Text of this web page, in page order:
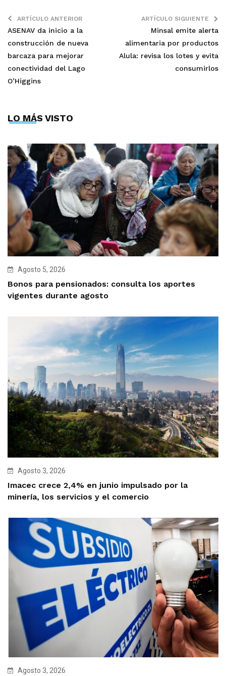
ARTÍCULO ANTERIOR
ASENAV da inicio a la
construcción de nueva
barcaza para mejorar
conectividad del Lago
O’Higgins
ARTÍCULO SIGUIENTE
Minsal emite alerta
alimentaria por productos
Alula: revisa los lotes y evita
consumirlos
LO MÁS VISTO
Agosto 5, 2026
Bonos para pensionados: consulta los aportes
vigentes durante agosto
Agosto 3, 2026
Imacec crece 2,4% en junio impulsado por la
minería, los servicios y el comercio
Agosto 3, 2026